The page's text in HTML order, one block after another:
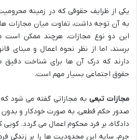
یکی از ظرایف حقوقی که در زمینه
به آن توجه داشت، تفاوت میان مجازات
این دو نوع مجازات، هرچند ممکن است
برسند، اما از نظر نحوه اعمال و مبنای
دارند که درک آن ها برای شناخت دقیق
حقوق اجتماعی بسیار مهم است.
مجازات تبعی به مجازاتی گفته می شود
صدور حکم قطعی، به صورت خودکار و بدون
دادگاه، بر فرد محکوم اعمال می گردد.
جرم، سایه این محدودیت ها را بر زندگی